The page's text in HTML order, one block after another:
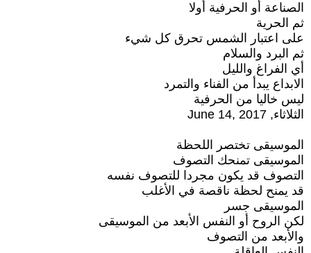
الصناعة أو الحرفية أولا
ثم الحرية
على اعتبار الشمس تحرق كل شيء
ثم البرد والسلام
أي الفراغ والليل
الابداع يبدأ من الفناء والتمرد
ليس خاليا من الحرفية
الثلاثاء, June 14, 2017
الموسيقى تختصر اللحظة
الموسيقى تمنحك التصوف
التصوف قد يكون مجردا للتصوف نفسه
قد يمنح لحظة ناقصة في الأغلب
الموسيقى جسر
لكن الروح أو النفس الأبعد من الموسيقى
والأبعد من التصوف